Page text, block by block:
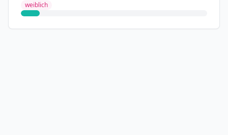
weiblich